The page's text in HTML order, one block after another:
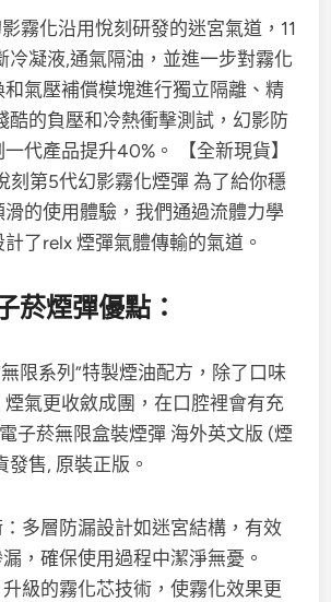
霧化沿用悅刻研發的迷宮氣道，11
冷凝液,通氣隔油，並進一步對霧化
氣壓補償模塊進行獨立隔離、精
酷的負壓和冷熱衝擊測試，幻影防
代產品提升40%。 【全新現貨】
刻第5代幻影霧化煙彈 為了給你穩
的使用體驗，我們通過流體力學
了relx 煙彈氣體傳輸的氣道。
菸煙彈優點：
限系列”特製煙油配方，除了口味
氣更收斂成團，在口腔裡會有充
子菸無限盒裝煙彈 海外英文版 (煙
發售, 原裝正版。
多層防漏設計如迷宮結構，有效
，確保使用過程中潔淨無憂。
級的霧化芯技術，使霧化效果更